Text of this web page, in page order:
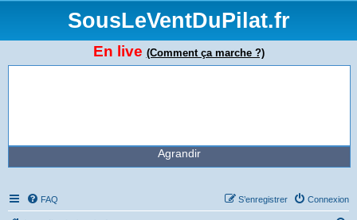
SousLeVentDuPilat.fr
En live (Comment ça marche ?)
Agrandir
FAQ Connexion
S’enregistrer